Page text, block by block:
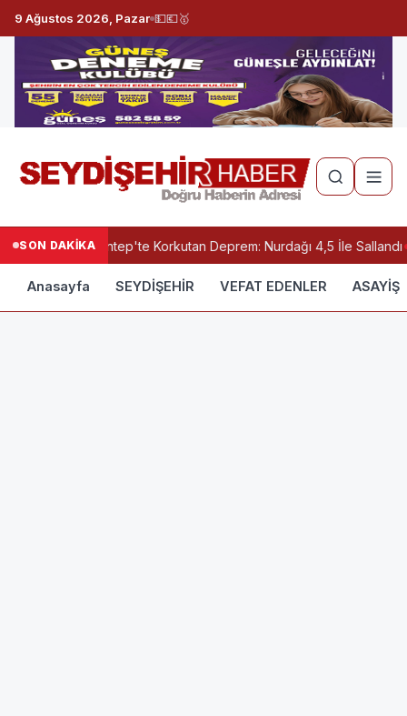
9 Ağustos 2026, Pazar 💵💶🥇
SON DAKİKAGaziantep'te Korkutan Deprem: Nurdağı 4,5 İle Sallandı
Anasayfa SEYDİŞEHİR VEFAT EDENLER ASAYİŞ